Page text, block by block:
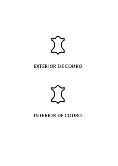
EXTERIOR DE COURO
INTERIOR DE COURO